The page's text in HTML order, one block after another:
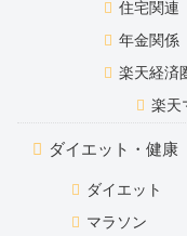
住宅関連
年金関係
楽天経済
楽天
ダイエット・健康
ダイエット
マラソン